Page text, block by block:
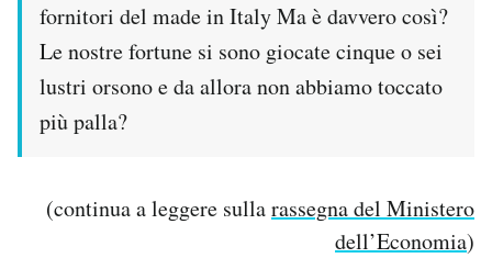
fornitori del made in Italy Ma è davvero così?
Le nostre fortune si sono giocate cinque o sei
lustri orsono e da allora non abbiamo toccato
più palla?
(continua a leggere sullarassegna del Ministero
dell’Economia)